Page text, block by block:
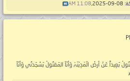
11:08 AM
بَعِيداً عَنْ أرضْ الَمّدِيْنّہّ وَأنَآ المَقتُولْ بَسٌجَدتٌي وَأنَآ